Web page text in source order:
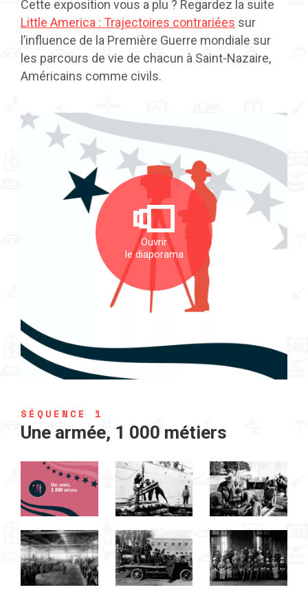
Cette exposition vous a plu ? Regardez la suite
Little America : Trajectoires contrariées sur
l’influence de la Première Guerre mondiale sur
les parcours de vie de chacun à Saint-Nazaire,
Américains comme civils.
Ouvrir
le diaporama
SÉQUENCE 1
Une armée, 1 000 métiers